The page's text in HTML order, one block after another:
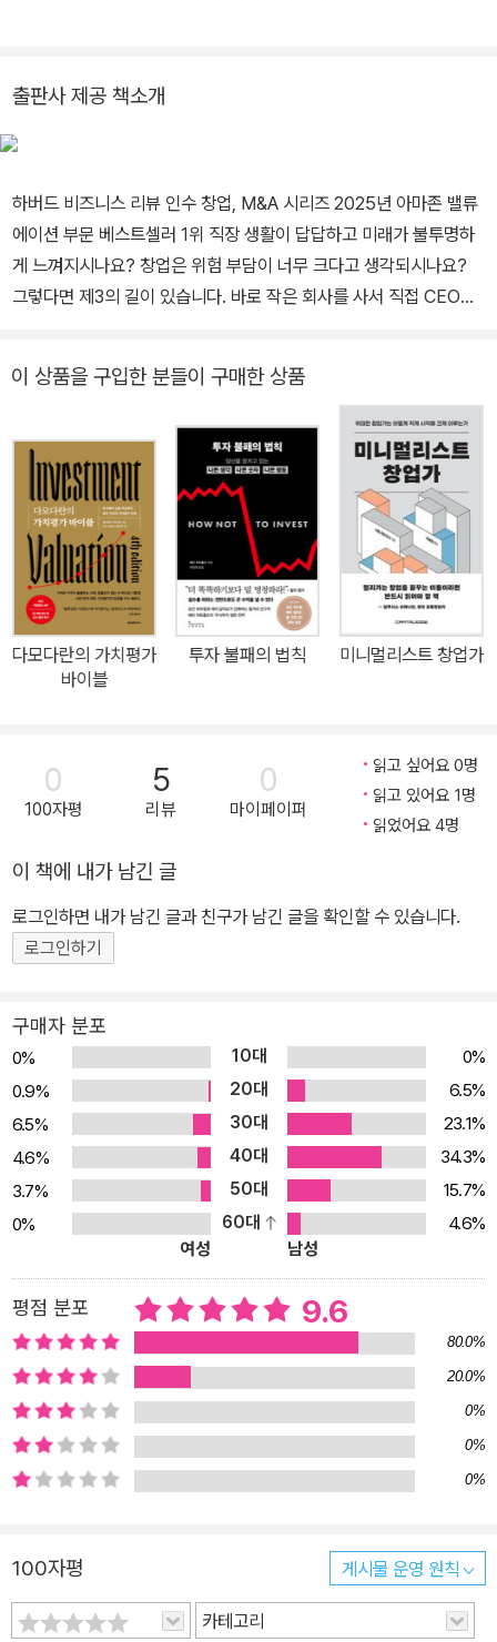
인 BUSINESS 101 PUB 을 설립했고, 지금까지 수천 명의 독자에
게 깊이 있는 콘텐츠를 전달해 왔다. 현재 그는 투자 심리와 데이터 기
서 AI와 행동재무학을 융합한 투자 보조 기술 개발에 힘쓰고 있다.
출판사 제공 책소개
하버드 비즈니스 리뷰 인수 창업, M&A 시리즈 2025년 아마존 밸류
에이션 부문 베스트셀러 1위 직장 생활이 답답하고 미래가 불투명하
게 느껴지시나요? 창업은 위험 부담이 너무 크다고 생각되시나요?
그렇다면 제3의 길이 있습니다. 바로 작은 회사를 사서 직접 CEO가
으로 돌아오는 짜릿함을 동시에 누릴 수 있습니다. 하지만, 회사를 찾
고, 자금을 마련하고, 거래를 성사시키는 일은 결코 쉽지 않습니다. 하
버드 대학교 비즈니스 스쿨의 루백과 유드코프 교수가 소규모 사업체
인수에 대한 모든 것을 직접 알려줍니다. 인수 창업이 나에게 맞는지
판단하는 법 인수 자금을 조달하는 법 좋은 회사를 고르는 안목 평범
해 보이는 회사가 오히려 최고의 투자처가 되는 이유 매도자와 협상
하는 전략 막판에 거래가 무산되지 않게 하는 실전 노하우 『인수 창업
가이드북』는 단순히 회사를 사는 방법을 넘어 당신의 두 번째 커리어
와 경제적 자유를 열어줄 길잡이입니다.
이 상품을 구입한 분들이 구매한 상품
다모다란의 가치평가
바이블
투자 불패의 법칙 미니멀리스트 창업가
0
100자평
5
리뷰
0
마이페이퍼
읽고 싶어요 0명
읽고 있어요 1명
읽었어요 4명
이 책에 내가 남긴 글
로그인하면 내가 남긴 글과 친구가 남긴 글을 확인할 수 있습니다.
로그인하기
구매자 분포
0% 10대
0%
0.9%
20대
6.5%
6.5%
30대
23.1%
4.6%
40대
34.3%
3.7%
50대
15.7%
0%
60대
4.6%
여성
남성
평점 분포 9.6
80.0%
20.0%
0%
0%
0%
100자평 게시물 운영 원칙
카테고리